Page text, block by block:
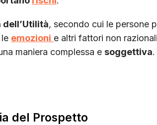
, secondo cui le persone
emozioni e altri fattori non
maniera complessa e soggettiva.
del Prospetto